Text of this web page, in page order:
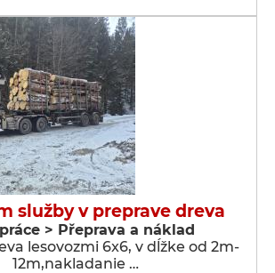
služby v preprave dreva
> Přeprava a náklad
lesovozmi 6x6, v dĺžke od 2m-
12m,nakladanie …